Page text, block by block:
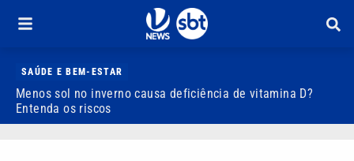
SAÚDE E BEM-ESTAR
Menos sol no inverno causa deficiência de vitamina D?
Entenda os riscos